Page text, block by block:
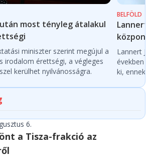
most tényleg átalakul
miniszter szerint megújul a
irodalom érettségi, a végleges
kerülhet nyilvánosságra.
BELFÖLD
Lannert
Lannert
években
ki, ennek
6.
a Tisza-frakció az